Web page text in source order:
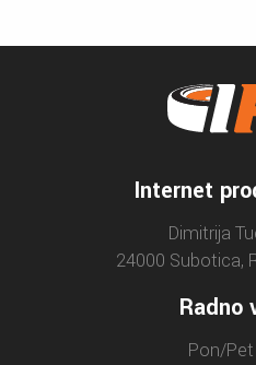
Internet
Dimitrija
24000 Subotica,
Radno
Pon/